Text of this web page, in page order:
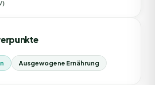
Ausgewogene Ernährung